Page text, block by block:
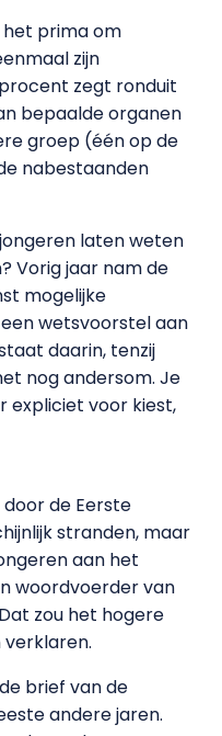
het prima om
zijn
zegt ronduit
bepaalde organen
groep (één op de
nabestaanden
laten weten
Vorig jaar nam de
mogelijke
wetsvoorstel aan
daarin, tenzij
nog andersom. Je
expliciet voor kiest,
de Eerste
stranden, maar
aan het
woordvoerder van
zou het hogere
brief van de
andere jaren.